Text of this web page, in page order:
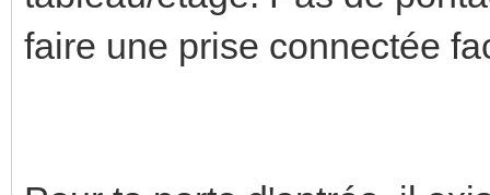
faire une prise connectée